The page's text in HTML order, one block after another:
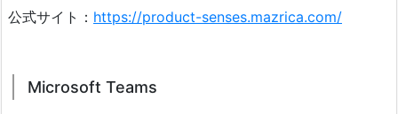
公式サイト： https://product-senses.mazrica.com/
Microsoft Teams